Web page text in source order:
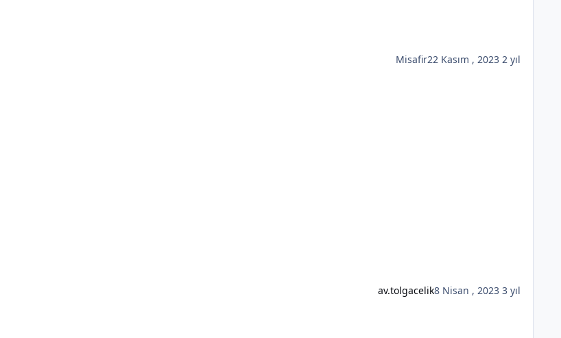
Misafir22 Kasım , 2023 2 yıl
av.tolgacelik8 Nisan , 2023 3 yıl